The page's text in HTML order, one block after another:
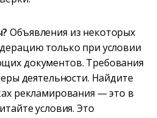
Объявления из некоторых
только при условии
документов. Требования
деятельности. Найдите
рекламирования — это в
условия. Это